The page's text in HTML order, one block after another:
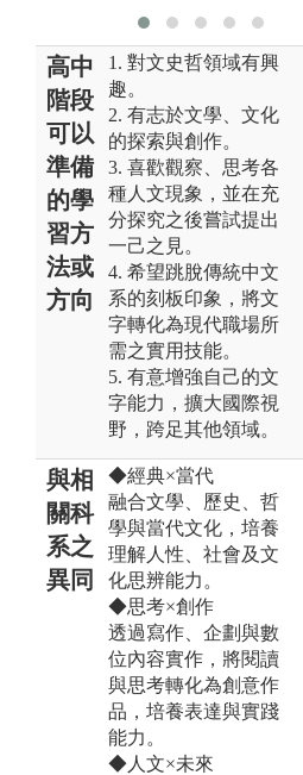
高中
階段
可以
準備
的學
習方
法或
方向
1. 對文史哲領域有興
趣。
2. 有志於文學、文化
的探索與創作。
3. 喜歡觀察、思考各
種人文現象，並在充
分探究之後嘗試提出
一己之見。
4. 希望跳脫傳統中文
系的刻板印象，將文
字轉化為現代職場所
需之實用技能。
5. 有意增強自己的文
字能力，擴大國際視
野，跨足其他領域。
與相
關科
系之
異同
◆經典×當代
融合文學、歷史、哲
學與當代文化，培養
理解人性、社會及文
化思辨能力。
◆思考×創作
透過寫作、企劃與數
位內容實作，將閱讀
與思考轉化為創意作
品，培養表達與實踐
能力。
◆人文×未來